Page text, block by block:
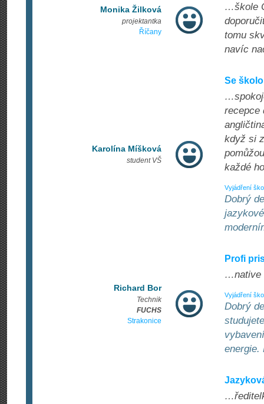
Monika Žilková
projektantka
Říčany
…škole
tomu
navíc
Karolína Míšková
student VŠ
Se
recepce
když si
každé
Vyjádření
Dobrý
Richard Bor
Technik
FUCHS
Strakonice
Profi
…native
Vyjádření
Dobrý
energie.